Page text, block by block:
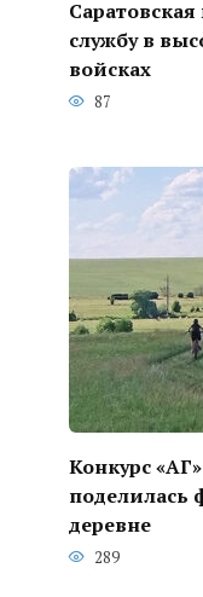
службу в
войсках
87
Конкурс
поделилась
деревне
289